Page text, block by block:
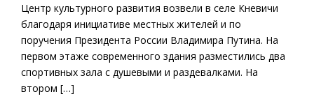
Центр культурного развития возвели в селе Кневичи
благодаря инициативе местных жителей и по
поручения Президента России Владимира Путина. На
первом этаже современного здания разместились два
спортивных зала с душевыми и раздевалками. На
втором […]